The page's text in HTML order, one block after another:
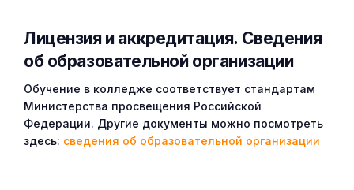
Лицензия и аккредитация. Cведения
об образовательной организации
Обучение в колледже соответствует стандартам
Министерства просвещения Российской
Федерации. Другие документы можно посмотреть
здесь: сведения об образовательной организации